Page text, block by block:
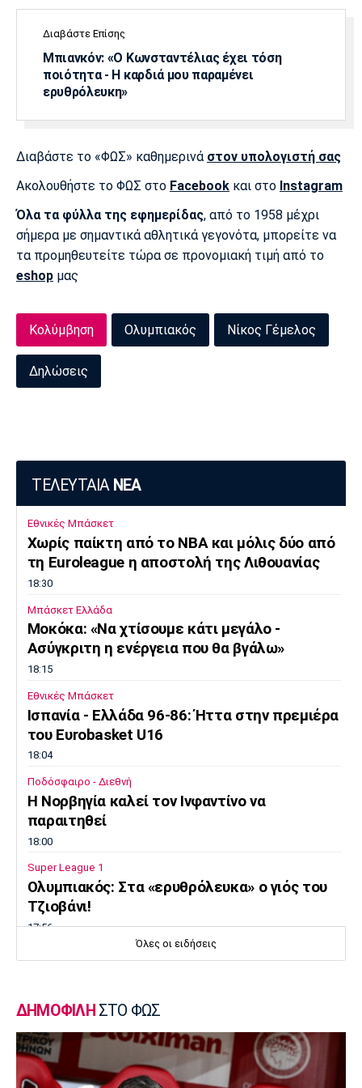
Διαβάστε Επίσης
Μπιανκόν: «Ο Κωνσταντέλιας έχει τόση
ποιότητα - Η καρδιά μου παραμένει
ερυθρόλευκη»
Διαβάστε το «ΦΩΣ» καθημερινά στον υπολογιστή σας
Ακολουθήστε το ΦΩΣ στο Facebook και στο Instagram
Όλα τα φύλλα της εφημερίδας, από το 1958 μέχρι
σήμερα με σημαντικά αθλητικά γεγονότα, μπορείτε να
τα προμηθευτείτε τώρα σε προνομιακή τιμή από το
eshop μας
Κολύμβηση Ολυμπιακός Νίκος Γέμελος
Δηλώσεις
ΤΕΛΕΥΤΑΙΑ ΝΕΑ
Εθνικές Μπάσκετ
Χωρίς παίκτη από το ΝΒΑ και μόλις δύο από
τη Euroleague η αποστολή της Λιθουανίας
18:30
Μπάσκετ Ελλάδα
Μοκόκα: «Να χτίσουμε κάτι μεγάλο -
Ασύγκριτη η ενέργεια που θα βγάλω»
18:15
Εθνικές Μπάσκετ
Ισπανία - Ελλάδα 96-86: Ήττα στην πρεμιέρα
του Ευrobasket U16
18:04
Ποδόσφαιρο - Διεθνή
Η Νορβηγία καλεί τον Ινφαντίνο να
παραιτηθεί
18:00
Super League 1
Ολυμπιακός: Στα «ερυθρόλευκα» ο γιός του
Τζιοβάνι!
17:56
Super League 1
Γιαννούλης: «Δεν βλέπω την... ώρα να παίξω»
(vid)
17:30
Όλες οι ειδήσεις
ΔΗΜΟΦΙΛΗ ΣΤΟ ΦΩΣ